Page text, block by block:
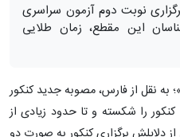
نوبت دوم آزمون سراسری
این مقطع، زمان طلایی
به نقل از فارس، مصوبه جدید کنکور
را شکسته و تا حدود زیادی از